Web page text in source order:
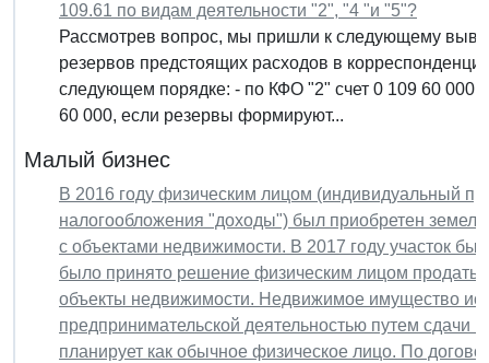
109.61 по видам деятельности "2", "4 "и "5"?
Рассмотрев вопрос, мы пришли к следующему
резервов предстоящих расходов в
следующем порядке: - по КФО "2" счет 0 109 60 000
60 000, если резервы формируют...
Малый бизнес
В 2016 году физическим лицом (индивидуальный
налогообложения "доходы") был приобретен
с объектами недвижимости. В 2017 году участок
было принято решение физическим лицом продать
объекты недвижимости. Недвижимое имущество
предпринимательской деятельностью путем сдачи
планирует как обычное физическое лицо. По